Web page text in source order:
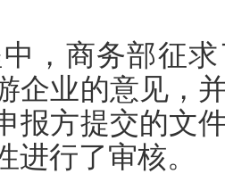
，商务部征
企业的意见，
报方提交的文
进行了审核。